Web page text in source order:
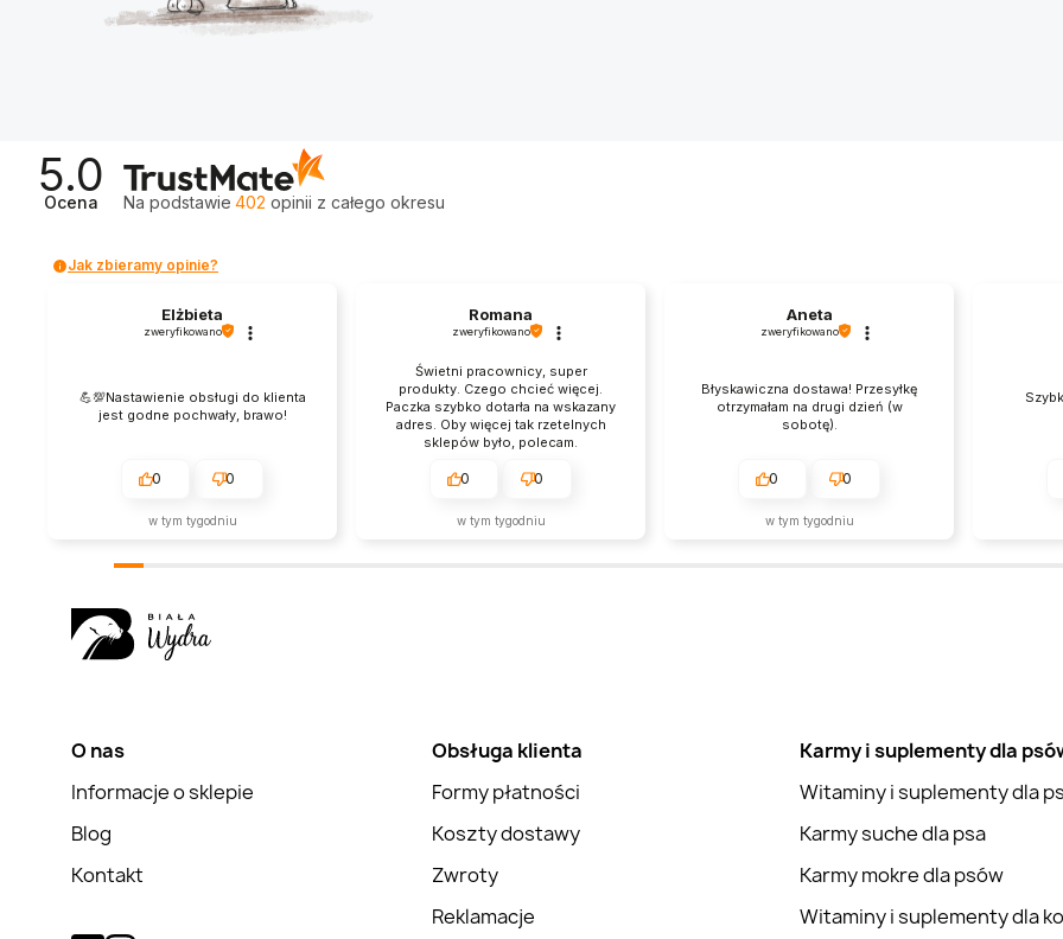
5.0
Ocena Na podstawie 402 opinii z całego okresu
Jak zbieramy opinie?
Elżbieta
zweryfikowano
💪💯Nastawienie obsługi do klienta
jest godne pochwały, brawo!
0 0
w tym tygodniu
Romana
zweryfikowano
Świetni pracownicy, super
produkty. Czego chcieć więcej.
Paczka szybko dotarła na wskazany
adres. Oby więcej tak rzetelnych
sklepów było, polecam.
0 0
w tym tygodniu
Aneta
zweryfikowano
Błyskawiczna dostawa! Przesyłkę
otrzymałam na drugi dzień (w
sobotę).
0 0
w tym tygodniu
O nas
Informacje o sklepie
Blog
Kontakt
Obsługa klienta
Formy płatności
Koszty dostawy
Zwroty
Reklamacje
Karmy i suplementy dla
Witaminy i suplementy dla
Karmy suche dla psa
Karmy mokre dla psów
Witaminy i suplementy dla